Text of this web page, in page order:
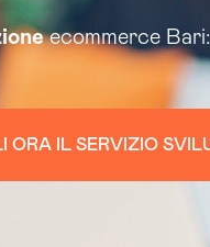
ecommerce
ORA IL SERVIZIO